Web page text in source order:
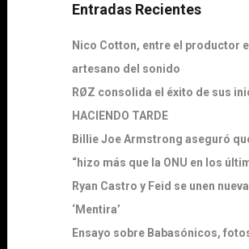
Entradas Recientes
Nico Cotton, entre el productor
artesano del sonido
RØZ consolida el éxito de sus
HACIENDO TARDE
Billie Joe Armstrong aseguró
“hizo más que la ONU en los
Ryan Castro y Feid se unen
‘Mentira’
Ensayo sobre Babasónicos,